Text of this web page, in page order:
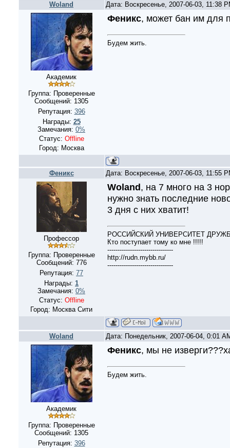
Woland Дата: Воскресенье, 2007-06-03, 11:38
Академик
Группа: Проверенные
Сообщений: 1305
Репутация: 396
Награды: 25
Замечания: 0%
Статус: Offline
Город: Москва
Феникс, может бан им для
Будем жить.
Феникс Дата: Воскресенье, 2007-06-03, 11:55
Профессор
Группа: Проверенные
Сообщений: 776
Репутация: 77
Награды: 1
Замечания: 0%
Статус: Offline
Город: Москва Сити
Woland, на 7 много на 3
нужно знать последние
3 дня с них хватит!
РОССИЙСКИЙ УНИВЕРСИТЕТ
Кто поступает тому ко мне !!!!!
--------------------------------
http://rudn.mybb.ru/
--------------------------------
Woland Дата: Понедельник, 2007-06-04, 0:01
Академик
Группа: Проверенные
Сообщений: 1305
Репутация: 396
Феникс, мы не
Будем жить.